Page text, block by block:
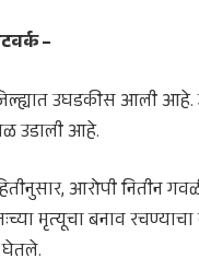
–
उघडकीस आली आहे.
उडाली आहे.
आरोपी नितीन
मृत्यूचा बनाव